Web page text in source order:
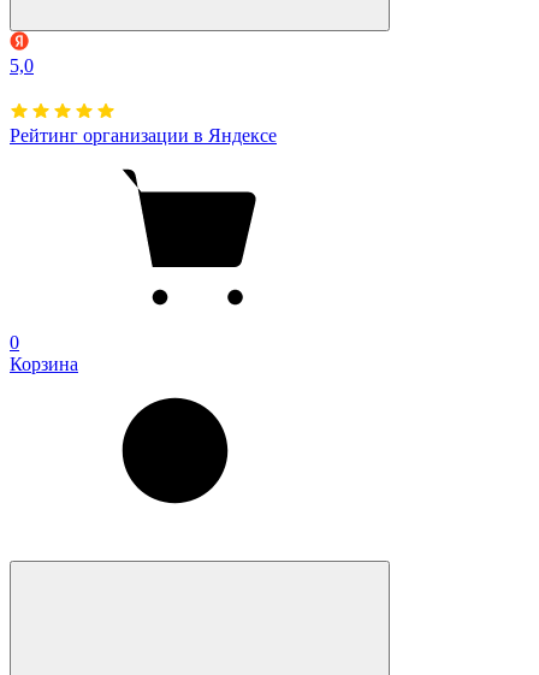
5,0
Рейтинг организации в Яндексе
0
Корзина